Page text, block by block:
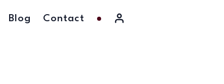
Blog Contact